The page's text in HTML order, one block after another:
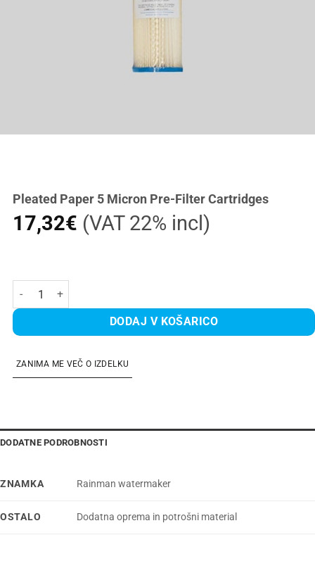
Pleated Paper 5 Micron Pre-Filter Cartridges
17,32€ (VAT 22% incl)
Pleated Paper 5 Micron Pre-Filter Cartridges količina
DODAJ V KOŠARICO
ZANIMA ME VEČ O IZDELKU
DODATNE PODROBNOSTI
ZNAMKA Rainman watermaker
OSTALO Dodatna oprema in potrošni material